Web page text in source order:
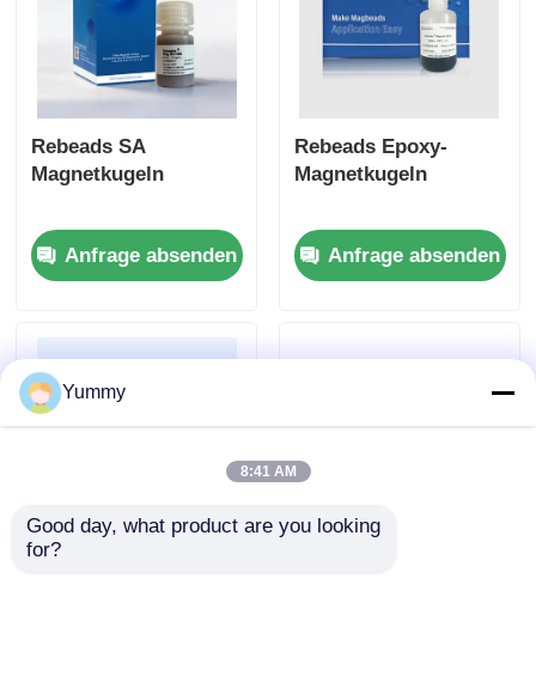
Rebeads SA
Magnetkugeln
Anfrage absenden
Rebeads Epoxy-
Magnetkugeln
Anfrage absenden
Yummy
8:41 AM
Good day, what product are you looking
for?